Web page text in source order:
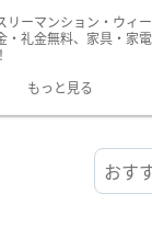
リーマンション・ウィ
・礼金無料、家具・家
もっと見る